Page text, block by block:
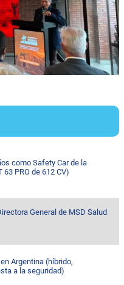
como Safety Car de la
63 PRO de 612 CV)
General de MSD Salud
Argentina (híbrido,
a la seguridad)